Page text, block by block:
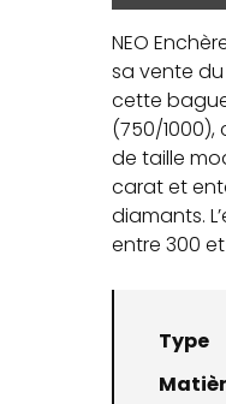
NEO
sa vente
cette
(750/1000),
de taille
carat et
diamants.
entre 300
Type